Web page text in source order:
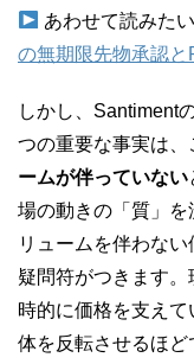
あわせて読みたい
の無期限先物承認
しかし、Santiment
つの重要な事実は、
ームが伴っていない
場の動きの「質」
リュームを伴わな
疑問符がつきます
時的に価格を支え
体を反転させるほ